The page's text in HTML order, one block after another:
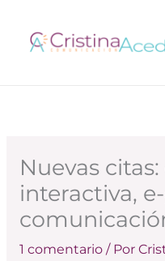
contenido
Nuevas
interactiva,
1 comentario / Por